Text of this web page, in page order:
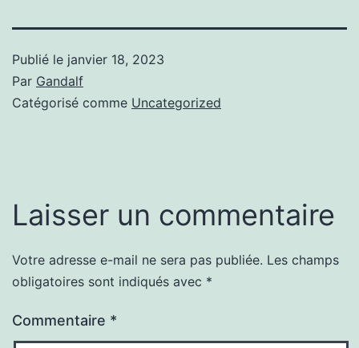
Publié le janvier 18, 2023
Par Gandalf
Catégorisé comme Uncategorized
Laisser un commentaire
Votre adresse e-mail ne sera pas publiée. Les champs
obligatoires sont indiqués avec *
Commentaire *